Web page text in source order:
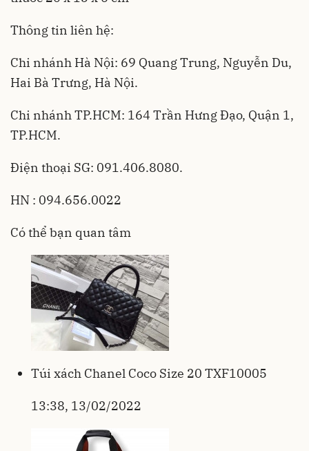
Thông tin liên hệ:
Chi nhánh Hà Nội: 69 Quang Trung, Nguyễn Du,
Hai Bà Trưng, Hà Nội.
Chi nhánh TP.HCM: 164 Trần Hưng Đạo, Quận 1,
TP.HCM.
Điện thoại SG: 091.406.8080.
HN : 094.656.0022
Có thể bạn quan tâm
Túi xách Chanel Coco Size 20 TXF10005
13:38, 13/02/2022